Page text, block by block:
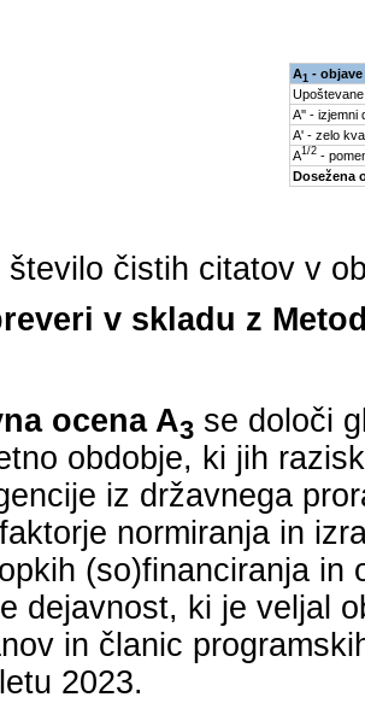
A1 - objave
A'' - izjemni
A' - zelo
A1/2-
Dosežena
število čistih citatov v
v skladu z
ocena A3 se določi
obdobje, ki jih
iz državnega
normiranja in
(so)financiranja in
dejavnost, ki je veljal
in članic
2023.